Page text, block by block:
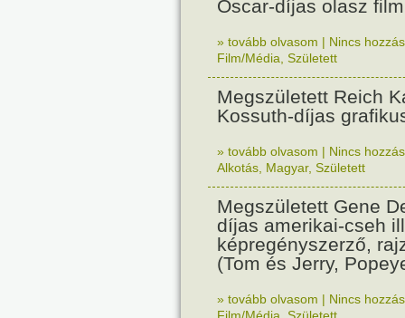
Oscar-díjas olasz
» tovább olvasom | Nincs
Film/Média Született
Megszületett Reich
Kossuth-díjas
» tovább olvasom | Nincs
Alkotás Magyar, Született
Megszületett Gene
díjas amerikai-cseh
képregényszerző,
(Tom és Jerry,
» tovább olvasom | Nincs